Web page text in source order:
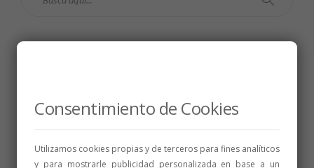
Consentimiento de Cookies
Utilizamos cookies propias y de terceros para fines analíticos
y para mostrarle publicidad personalizada en base a un